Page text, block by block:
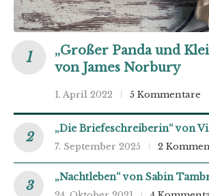
„Großer Panda und
von James Norbury
1. April 2022 5 Kommentare
„Die Briefeschreiberin“ von
7. September 2025 2
„Nachtleben“ von Sabin